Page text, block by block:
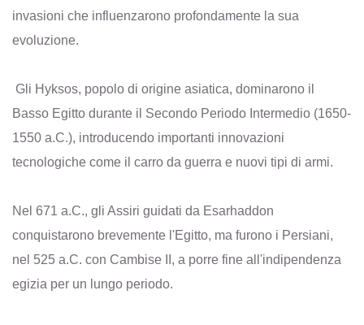
invasioni che influenzarono profondamente la sua
evoluzione.
Gli Hyksos, popolo di origine asiatica, dominarono il
Basso Egitto durante il Secondo Periodo Intermedio (1650-
1550 a.C.), introducendo importanti innovazioni
tecnologiche come il carro da guerra e nuovi tipi di armi.
Nel 671 a.C., gli Assiri guidati da Esarhaddon
conquistarono brevemente l'Egitto, ma furono i Persiani,
nel 525 a.C. con Cambise II, a porre fine all'indipendenza
egizia per un lungo periodo.